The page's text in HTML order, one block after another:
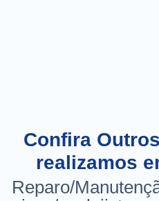
Confira
realizamos
Reparo/